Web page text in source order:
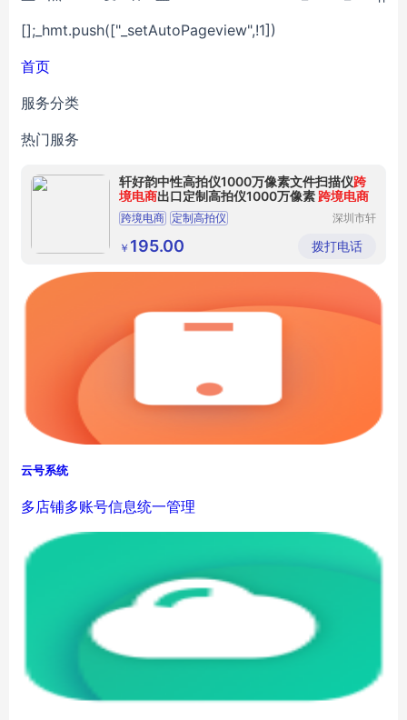
[];_hmt.push(["_setAutoPageview",!1])
首页
服务分类
热门服务
轩好韵中性高拍仪1000万像素文件扫描仪跨
境电商出口定制高拍仪1000万像素跨境电商
跨境电商 定制高拍仪
深圳市轩
有限公司
￥ 195.00 拨打电话
云号系统
多店铺多账号信息统一管理